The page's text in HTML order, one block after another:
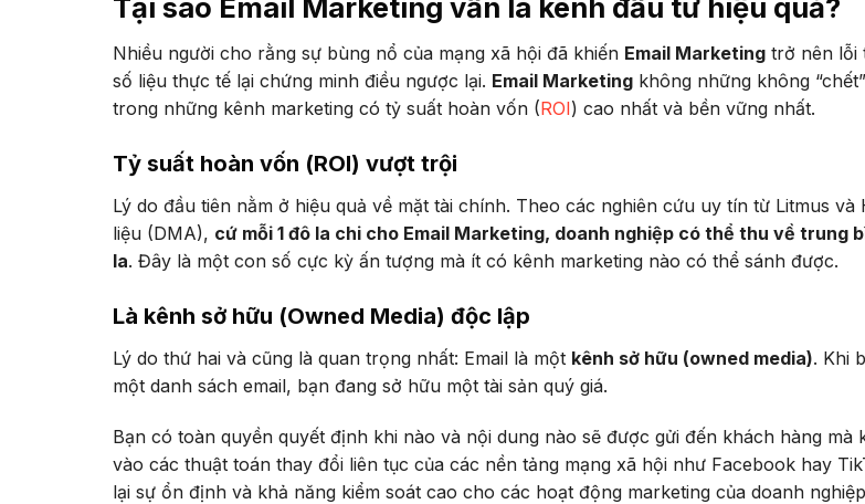
Tại sao Email Marketing vẫn là kênh đầu tư hiệu quả?
Nhiều người cho rằng sự bùng nổ của mạng xã hội đã khiến Email Marketing trở nên lỗi
số liệu thực tế lại chứng minh điều ngược lại. Email Marketing không những không
trong những kênh marketing có tỷ suất hoàn vốn (ROI) cao nhất và bền vững nhất.
Tỷ suất hoàn vốn (ROI) vượt trội
Lý do đầu tiên nằm ở hiệu quả về mặt tài chính. Theo các nghiên cứu uy tín từ Litmus và
liệu (DMA), cứ mỗi 1 đô la chi cho Email Marketing, doanh nghiệp có thể thu về trung
la. Đây là một con số cực kỳ ấn tượng mà ít có kênh marketing nào có thể sánh được.
Là kênh sở hữu (Owned Media) độc lập
Lý do thứ hai và cũng là quan trọng nhất: Email là một kênh sở hữu (owned media). Khi
một danh sách email, bạn đang sở hữu một tài sản quý giá.
Bạn có toàn quyền quyết định khi nào và nội dung nào sẽ được gửi đến khách hàng mà
vào các thuật toán thay đổi liên tục của các nền tảng mạng xã hội như Facebook hay
lại sự ổn định và khả năng kiểm soát cao cho các hoạt động marketing của doanh